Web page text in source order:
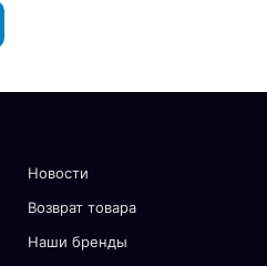
Новости
Возврат товара
Наши бренды